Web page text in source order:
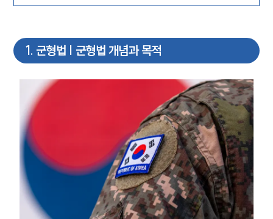
1. 군형법 | 군형법 개념과 목적